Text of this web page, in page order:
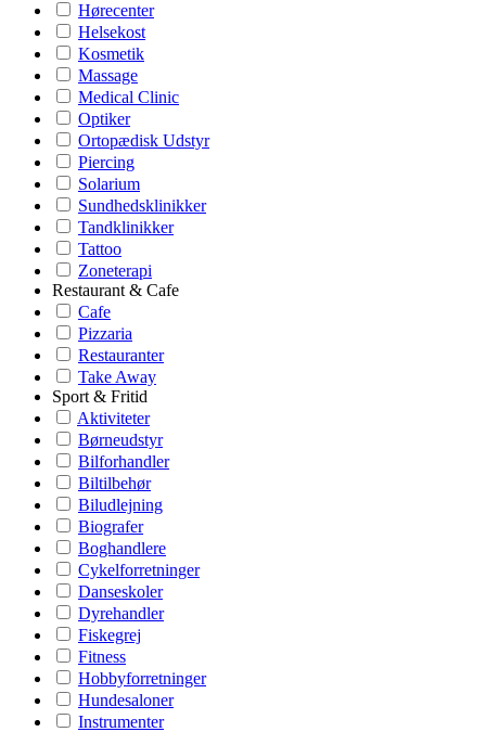
Hørecenter
Helsekost
Kosmetik
Massage
Medical Clinic
Optiker
Ortopædisk Udstyr
Piercing
Solarium
Sundhedsklinikker
Tandklinikker
Tattoo
Zoneterapi
Restaurant & Cafe
Cafe
Pizzaria
Restauranter
Take Away
Sport & Fritid
Aktiviteter
Børneudstyr
Bilforhandler
Biltilbehør
Biludlejning
Biografer
Boghandlere
Cykelforretninger
Danseskoler
Dyrehandler
Fiskegrej
Fitness
Hobbyforretninger
Hundesaloner
Instrumenter